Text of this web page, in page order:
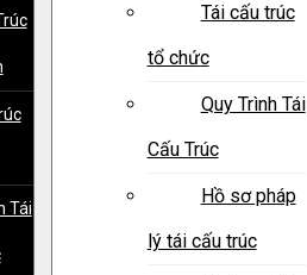
Tái
Tái cấu trúc
tổ chức
Quy Trình Tái
Cấu Trúc
Hồ sơ pháp
lý tái cấu trúc